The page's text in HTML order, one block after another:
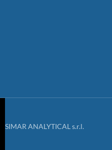
SIMAR ANALYTICAL s.r.l.